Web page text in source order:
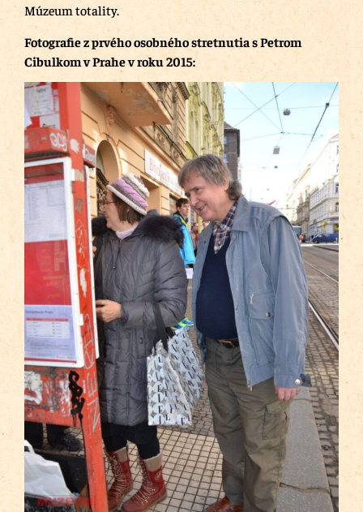
Múzeum totality.
Fotografie z prvého osobného stretnutia s Petrom
Cibulkom v Prahe v roku 2015: